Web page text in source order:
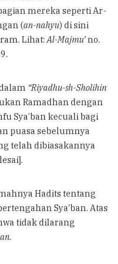
mereka seperti Ar-
(an-nahyu) di sini
Lihat:Al-Majmu’no.
“Riyadhu-sh-Sholihin
Ramadhan dengan
Sya’ban kecuali bagi
puasa sebelumnya
telah dibiasakannya
Hadits tentang
Sya’ban. Atas
tidak dilarang